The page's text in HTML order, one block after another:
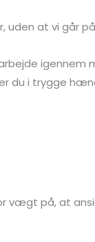
uden at vi går
igennem
du i trygge
vægt på, at